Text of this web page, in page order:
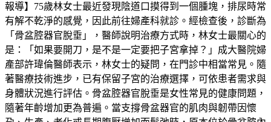
報導】75歲林女士最近發現陰道口摸得到一個腫塊，排尿時常
有解不乾淨的感覺，因此前往婦產科就診。經檢查後，診斷為
「骨盆腔器官脫垂」，醫師說明治療方式時，林女士最關心的
是：「如果要開刀，是不是一定要把子宮拿掉？」成大醫院婦
產部許瑋倫醫師表示，林女士的疑問，在門診中相當常見。隨
著醫療技術進步，已有保留子宮的治療選擇，可依患者需求與
身體狀況進行評估。骨盆腔器官脫垂是女性常見的健康問題，
隨著年齡增加更為普遍。當支撐骨盆器官的肌肉與韌帶因懷